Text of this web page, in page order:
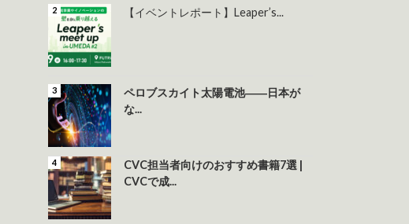
【イベントレポート】Leaper’s...
ペロブスカイト太陽電池――日本が
な...
CVC担当者向けのおすすめ書籍7選 |
CVCで成...